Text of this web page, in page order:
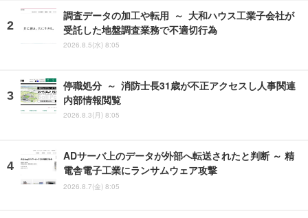
調査データの加工や転用 ～ 大和ハウス工業子会社が
受託した地盤調査業務で不適切行為
2026.8.5(水) 8:05
停職処分 ～ 消防士長31歳が不正アクセスし人事関連
内部情報閲覧
2026.8.3(月) 8:05
ADサーバ上のデータが外部へ転送されたと判断 ～ 精
電舎電子工業にランサムウェア攻撃
2026.8.7(金) 8:05